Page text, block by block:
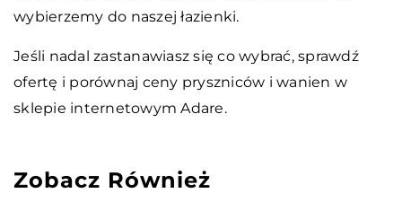
wybierzemy do naszej łazienki.
Jeśli nadal zastanawiasz się co wybrać, sprawdź
ofertę i porównaj ceny pryszniców i wanien w
sklepie internetowym Adare.
Zobacz Również